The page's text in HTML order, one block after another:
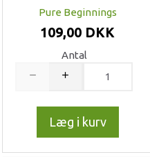
Pure Beginnings
109,00 DKK
Antal
Læg i kurv